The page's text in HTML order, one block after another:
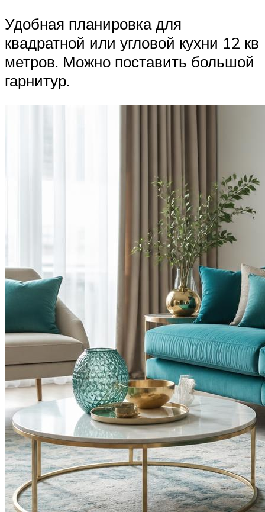
Удобная планировка для
квадратной или угловой кухни 12 кв
метров. Можно поставить большой
гарнитур.